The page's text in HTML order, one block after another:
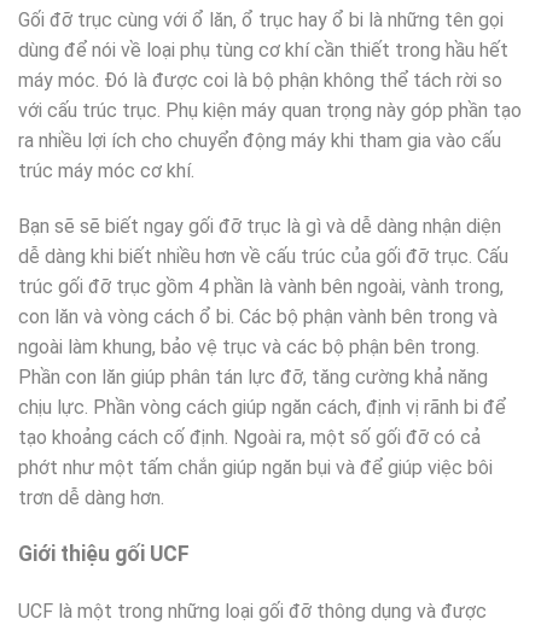
Gối đỡ trục cùng với ổ lăn, ổ trục hay ổ bi là những tên gọi
dùng để nói về loại phụ tùng cơ khí cần thiết trong hầu hết
máy móc. Đó là được coi là bộ phận không thể tách rời so
với cấu trúc trục. Phụ kiện máy quan trọng này góp phần tạo
ra nhiều lợi ích cho chuyển động máy khi tham gia vào cấu
trúc máy móc cơ khí.
Bạn sẽ sẽ biết ngay gối đỡ trục là gì và dễ dàng nhận diện
dễ dàng khi biết nhiều hơn về cấu trúc của gối đỡ trục. Cấu
trúc gối đỡ trục gồm 4 phần là vành bên ngoài, vành trong,
con lăn và vòng cách ổ bi. Các bộ phận vành bên trong và
ngoài làm khung, bảo vệ trục và các bộ phận bên trong.
Phần con lăn giúp phân tán lực đỡ, tăng cường khả năng
chịu lực. Phần vòng cách giúp ngăn cách, định vị rãnh bi để
tạo khoảng cách cố định. Ngoài ra, một số gối đỡ có cả
phớt như một tấm chắn giúp ngăn bụi và để giúp việc bôi
trơn dễ dàng hơn.
Giới thiệu gối UCF
UCF là một trong những loại gối đỡ thông dụng và được